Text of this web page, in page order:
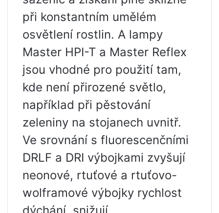
při konstantním umělém
osvětlení rostlin. A lampy
Master HPI-T a Master Reflex
jsou vhodné pro použití tam,
kde není přirozené světlo,
například při pěstování
zeleniny na stojanech uvnitř.
Ve srovnání s fluorescenčními
DRLF a DRI výbojkami zvyšují
neonové, rtuťové a rtuťovo-
wolframové výbojky rychlost
dýchání, snižují